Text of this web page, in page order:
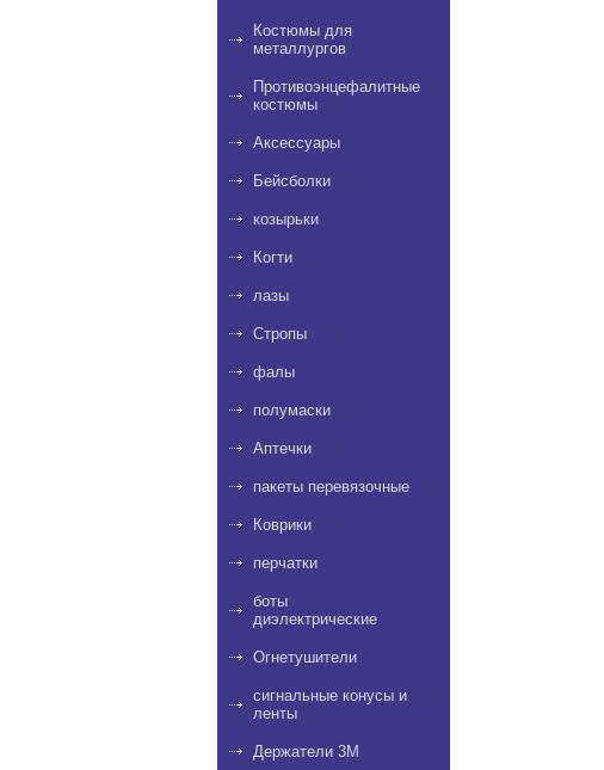
Костюмы для
металлургов
Противоэнцефалитные
костюмы
Аксессуары
Бейсболки
козырьки
Когти
лазы
Стропы
фалы
полумаски
Аптечки
пакеты перевязочные
Коврики
перчатки
боты
диэлектрические
Огнетушители
сигнальные конусы и
ленты
Держатели 3M